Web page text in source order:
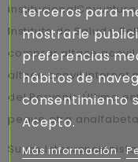
Instituto de Salud y
comprar altace
altace acovil internet
del Porvenir. Última
pegue otra
Suyas
terceros para
mostrarle
preferencias
hábitos de
consentimiento
Acepto.
Más información